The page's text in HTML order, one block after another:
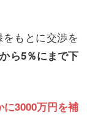
もとに交渉を
ら5％にまで下
に3000万円を補